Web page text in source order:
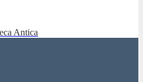
Antica